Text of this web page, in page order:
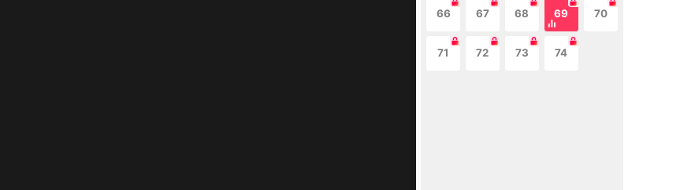
66 67 68 69 70
71 72 73 74